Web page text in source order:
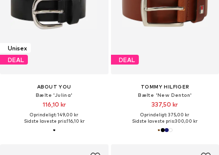
Unisex
DEAL
ABOUT YOU
Bælte 'Julina'
116,10 kr
Oprindeligt: 149,00 kr
Sidste laveste pris:116,10 kr
DEAL
TOMMY HILFIGER
Bælte 'New Denton'
337,50 kr
Oprindeligt: 375,00 kr
Sidste laveste pris:300,00 kr